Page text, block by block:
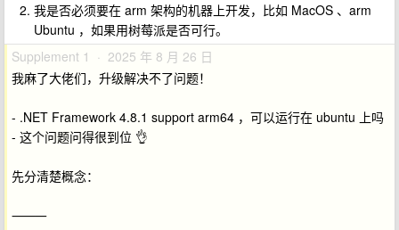
我是否必须要在 arm 架构的机器上开发，比如 MacOS 、arm
Ubuntu ，如果用树莓派是否可行。
Supplement 1 · 2025 年 8 月 26 日
我麻了大佬们，升级解决不了问题！
- .NET Framework 4.8.1 support arm64 ，可以运行在 ubuntu 上吗
- 这个问题问得很到位 👌
先分清楚概念：
⸻